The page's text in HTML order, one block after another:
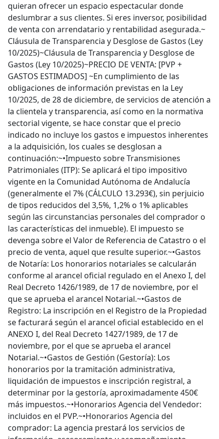
quieran ofrecer un espacio espectacular donde
deslumbrar a sus clientes. Si eres inversor, posibilidad
de venta con arrendatario y rentabilidad asegurada.~
Cláusula de Transparencia y Desglose de Gastos (Ley
10/2025)~Cláusula de Transparencia y Desglose de
Gastos (Ley 10/2025)~PRECIO DE VENTA: [PVP +
GASTOS ESTIMADOS] ~En cumplimiento de las
obligaciones de información previstas en la Ley
10/2025, de 28 de diciembre, de servicios de atención a
la clientela y transparencia, así como en la normativa
sectorial vigente, se hace constar que el precio
indicado no incluye los gastos e impuestos inherentes
a la adquisición, los cuales se desglosan a
continuación:~•Impuesto sobre Transmisiones
Patrimoniales (ITP): Se aplicará el tipo impositivo
vigente en la Comunidad Autónoma de Andalucía
(generalmente el 7% (CÁLCULO 13.293€), sin perjuicio
de tipos reducidos del 3,5%, 1,2% o 1% aplicables
según las circunstancias personales del comprador o
las características del inmueble). El impuesto se
devenga sobre el Valor de Referencia de Catastro o el
precio de venta, aquel que resulte superior.~•Gastos
de Notaría: Los honorarios notariales se calcularán
conforme al arancel oficial regulado en el Anexo I, del
Real Decreto 1426/1989, de 17 de noviembre, por el
que se aprueba el arancel Notarial.~•Gastos de
Registro: La inscripción en el Registro de la Propiedad
se facturará según el arancel oficial establecido en el
ANEXO I, del Real Decreto 1427/1989, de 17 de
noviembre, por el que se aprueba el arancel
Notarial.~•Gastos de Gestión (Gestoría): Los
honorarios por la tramitación administrativa,
liquidación de impuestos e inscripción registral, a
determinar por la gestoría, aproximadamente 450€
más impuestos.~•Honorarios Agencia del Vendedor:
incluidos en el PVP.~•Honorarios Agencia del
comprador: La agencia prestará los servicios de